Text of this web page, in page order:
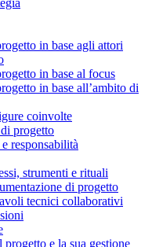
in base agli attori
in base al focus
in base all’ambito di
coinvolte
progetto
responsabilità
strumenti e rituali
di progetto
tecnici collaborativi
e la sua gestione